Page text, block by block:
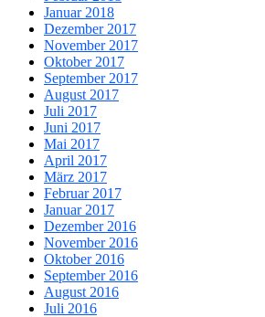
Januar 2018
Dezember 2017
November 2017
Oktober 2017
September 2017
August 2017
Juli 2017
Juni 2017
Mai 2017
April 2017
März 2017
Februar 2017
Januar 2017
Dezember 2016
November 2016
Oktober 2016
September 2016
August 2016
Juli 2016